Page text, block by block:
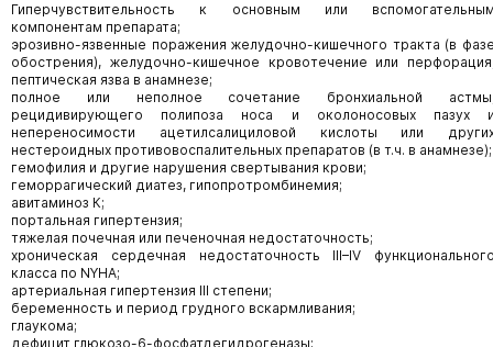
Гиперчувствительность к основным или
компонентам препарата;
эрозивно-язвенные поражения желудочно-кишечного тракта (в
обострения), желудочно-кишечное кровотечение или
пептическая язва в анамнезе;
полное или неполное сочетание бронхиальной
рецидивирующего полипоза носа и околоносовых пазух
непереносимости ацетилсалициловой кислоты или
нестероидных противовоспалительных препаратов (в т.ч. в анамнезе);
гемофилия и другие нарушения свертывания крови;
геморрагический диатез, гипопротромбинемия;
авитаминоз К;
портальная гипертензия;
тяжелая почечная или печеночная недостаточность;
хроническая сердечная недостаточность III–IV
класса по NYHA;
артериальная гипертензия III степени;
беременность и период грудного вскармливания;
глаукома;
дефицит глюкозо-6-фосфатдегидрогеназы;